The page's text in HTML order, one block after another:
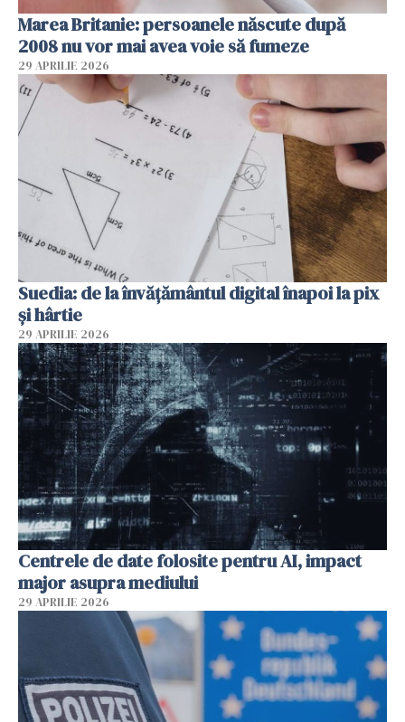
Marea Britanie: persoanele născute după
2008 nu vor mai avea voie să fumeze
29 APRILIE 2026
Suedia: de la învățământul digital înapoi la pix
și hârtie
29 APRILIE 2026
Centrele de date folosite pentru AI, impact
major asupra mediului
29 APRILIE 2026